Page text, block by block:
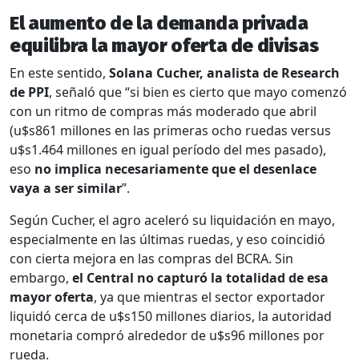
El aumento de la demanda privada
equilibra la mayor oferta de divisas
En este sentido, Solana Cucher, analista de Research
de PPI, señaló que “si bien es cierto que mayo comenzó
con un ritmo de compras más moderado que abril
(u$s861 millones en las primeras ocho ruedas versus
u$s1.464 millones en igual período del mes pasado),
eso no implica necesariamente que el desenlace
vaya a ser similar”.
Según Cucher, el agro aceleró su liquidación en mayo,
especialmente en las últimas ruedas, y eso coincidió
con cierta mejora en las compras del BCRA. Sin
embargo, el Central no capturó la totalidad de esa
mayor oferta, ya que mientras el sector exportador
liquidó cerca de u$s150 millones diarios, la autoridad
monetaria compró alrededor de u$s96 millones por
rueda.